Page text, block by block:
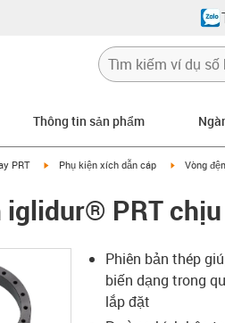
Thông tin sản phẩm
arrow-right
PRT igus-icon-arrow-right
Phụ kiện xích dẫn cáp igus-icon-
Vòng
iglidur® PRT
Phiên bản thép
biến dạng trong
lắp đặt